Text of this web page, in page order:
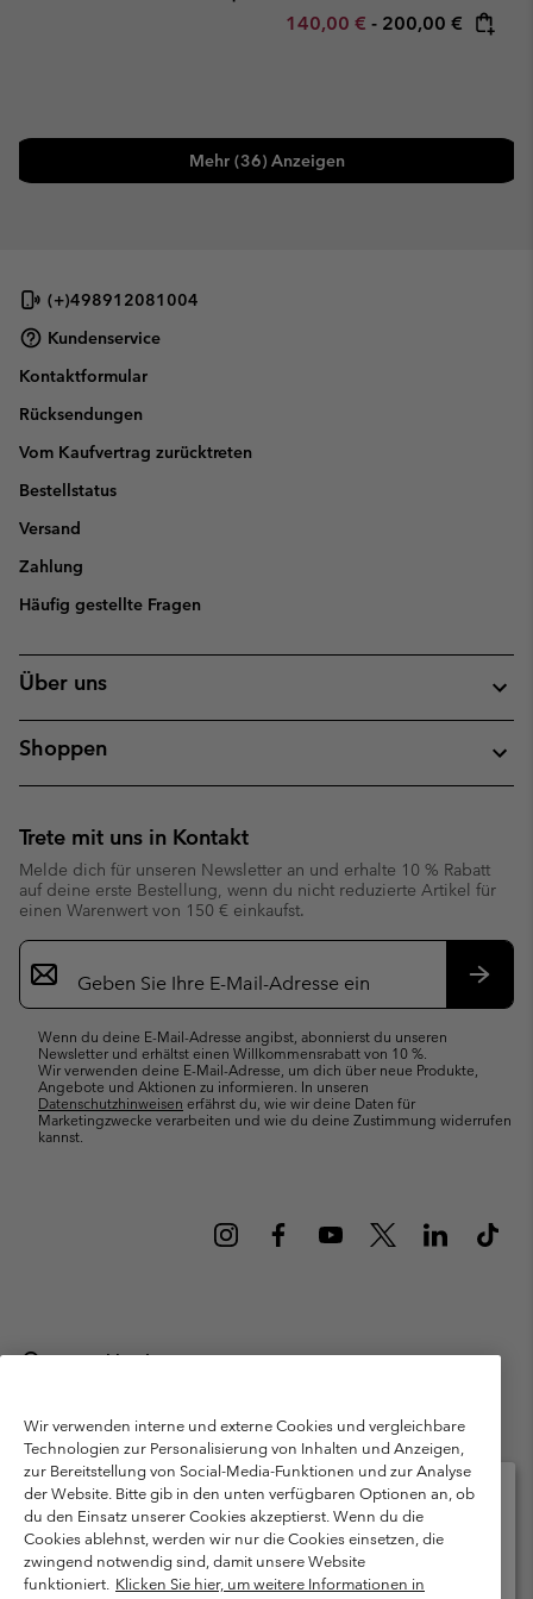
Minimum sale price:
140,00 € - Maximum price:
200,00 €
Mehr (36) Anzeigen
(+)498912081004
Kundenservice
Kontaktformular
Rücksendungen
Vom Kaufvertrag zurücktreten
Bestellstatus
Versand
Zahlung
Häufig gestellte Fragen
Über uns
Shoppen
Trete mit uns in Kontakt
Melde dich für unseren Newsletter an und erhalte 10 % Rabatt
auf deine erste Bestellung, wenn du nicht reduzierte Artikel für
einen Warenwert von 150 € einkaufst.
Newsletter-
Anmeldung
Wenn du deine E-Mail-Adresse angibst, abonnierst du unseren
Newsletter und erhältst einen Willkommensrabatt von 10 %.
Wir verwenden deine E-Mail-Adresse, um dich über neue Produkte,
Angebote und Aktionen zu informieren. In unseren
Datenschutzhinweisen erfährst du, wie wir deine Daten für
Marketingzwecke verarbeiten und wie du deine Zustimmung widerrufen
kannst.
Deutschland
München Deutschland. Alle Rechte vorbehalten.
Nutzungsbedingungen
Allgemeine Verkaufsbedingungen
Garantie
Datenschutzerklärung
Bestimmungen und Bedingungen des Mitglieder Programms
Nutzungsbedingungen Für Nutzergenerierte Inhalte
Wir verwenden interne und externe Cookies und vergleichbare
Technologien zur Personalisierung von Inhalten und Anzeigen,
zur Bereitstellung von Social-Media-Funktionen und zur Analyse
der Website. Bitte gib in den unten verfügbaren Optionen an, ob
du den Einsatz unserer Cookies akzeptierst. Wenn du die
Cookies ablehnst, werden wir nur die Cookies einsetzen, die
zwingend notwendig sind, damit unsere Website
funktioniert. Klicken Sie hier, um weitere Informationen in
Bitte wählen Sie Ihr Lieferland und Ihre Sprache
Online-Einkauf verfügbar